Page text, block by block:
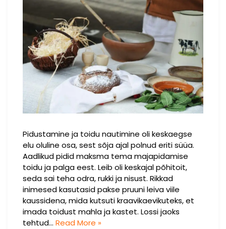
Pidustamine ja toidu nautimine oli keskaegse
elu oluline osa, sest sõja ajal polnud eriti süüa.
Aadlikud pidid maksma tema majapidamise
toidu ja palga eest. Leib oli keskajal põhitoit,
seda sai teha odra, rukki ja nisust. Rikkad
inimesed kasutasid pakse pruuni leiva viile
kaussidena, mida kutsuti kraavikaevikuteks, et
imada toidust mahla ja kastet. Lossi jaoks
tehtud… Read More »